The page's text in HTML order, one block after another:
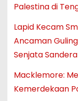
Palestina di
Lapid Kecam
Ancaman
Senjata Sandera
Macklemore:
Kemerdekaan